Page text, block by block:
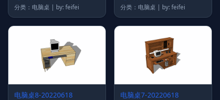
分类：电脑桌 | by: feifei 分类：电脑桌 | by: feifei
电脑桌8-20220618 电脑桌7-20220618